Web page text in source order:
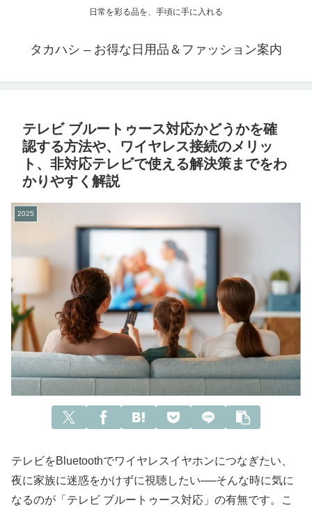
日常を彩る品を、手頃に手に入れる
タカハシ – お得な日用品＆ファッション案内
テレビ ブルートゥース対応かどうかを確
認する方法や、ワイヤレス接続のメリッ
ト、非対応テレビで使える解決策までをわ
かりやすく解説
2025
テレビをBluetoothでワイヤレスイヤホンにつなぎたい、
夜に家族に迷惑をかけずに視聴したい──そんな時に気に
なるのが「テレビ ブルートゥース対応」の有無です。こ